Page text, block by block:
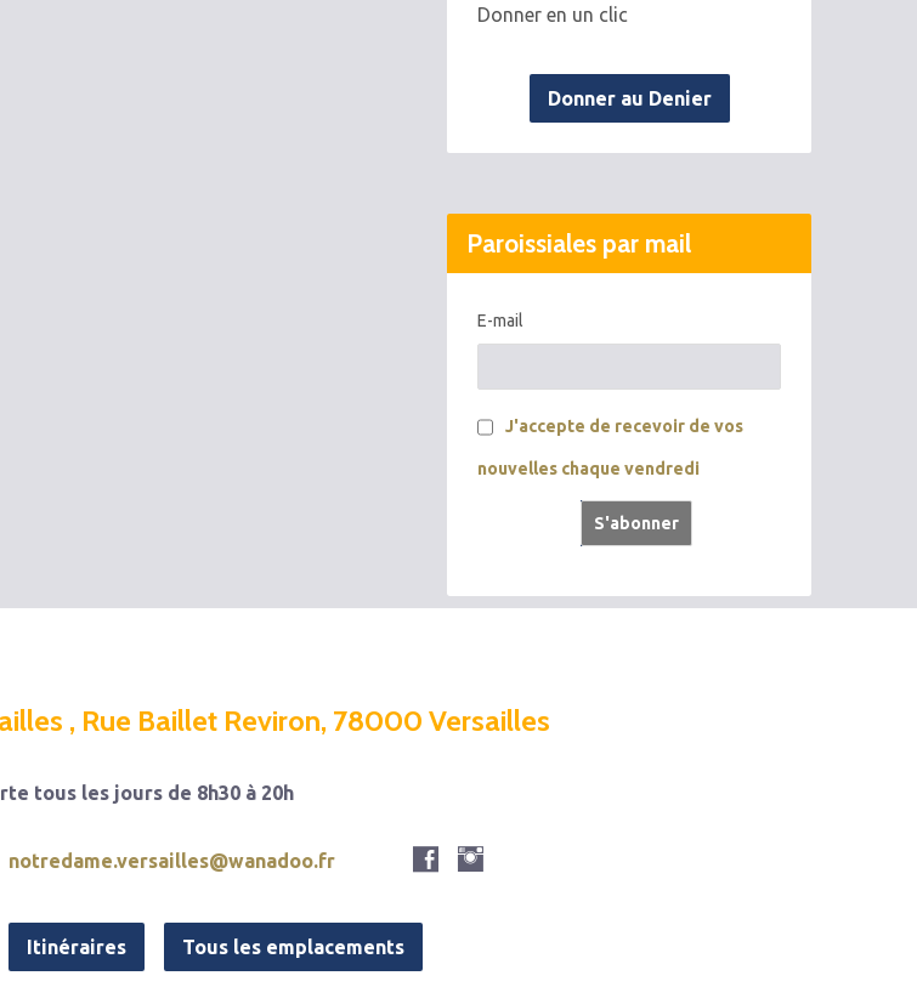
Donner en un clic
Donner au Denier
Paroissiales par mail
E-mail
J'accepte de recevoir de vos
nouvelles chaque vendredi
, Rue Baillet Reviron, 78000 Versailles
tous les jours de 8h30 à 20h
notredame.versailles@wanadoo.fr
Itinéraires Tous les emplacements